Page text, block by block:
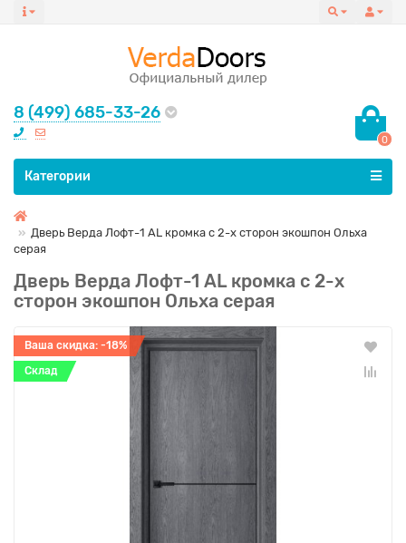
8 (499) 685-33-26
0
Все категории
Категории
Дверь Верда Лофт-1 AL кромка с 2-х сторон экошпон Ольха
серая
Дверь Верда Лофт-1 AL кромка с 2-х
сторон экошпон Ольха серая
Ваша скидка: -18%
Склад